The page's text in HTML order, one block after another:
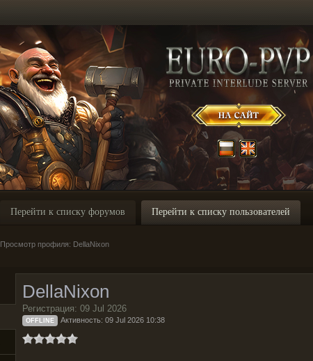
Перейти к списку форумов Перейти к списку пользователей
Просмотр профиля: DellaNixon
DellaNixon
Регистрация: 09 Jul 2026
OFFLINE Активность: 09 Jul 2026 10:38